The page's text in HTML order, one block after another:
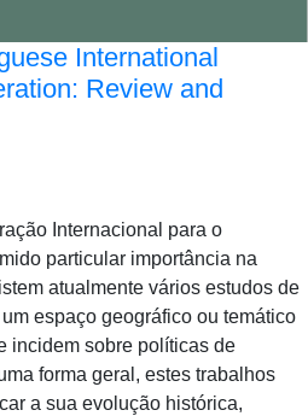
International
Review and
Internacional para o
particular importância na
atualmente vários estudos de
espaço geográfico ou temático
incidem sobre políticas de
forma geral, estes trabalhos
a sua evolução histórica,